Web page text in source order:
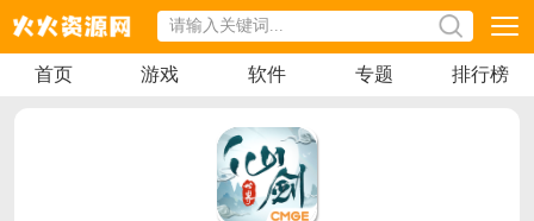
首页 游戏 软件 专题 排行榜